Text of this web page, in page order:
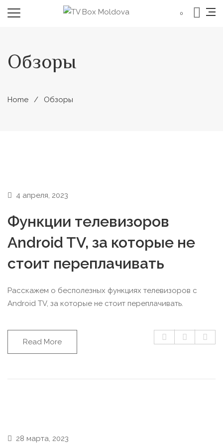
0
Обзоры
Home Обзоры
4 апреля, 2023
Функции телевизоров
Android TV, за которые не
стоит переплачивать
Расскажем о бесполезных функциях телевизоров с
Android TV, за которые не стоит переплачивать.
Read More
28 марта, 2023